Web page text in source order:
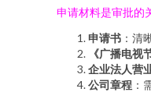
申请材料是审批的
申请书 ：清
《广播电视
企业法人营
公司章程 ：